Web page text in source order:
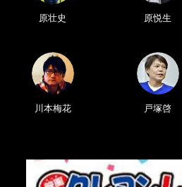
原壮史 原悦生
川本梅花 戸塚啓